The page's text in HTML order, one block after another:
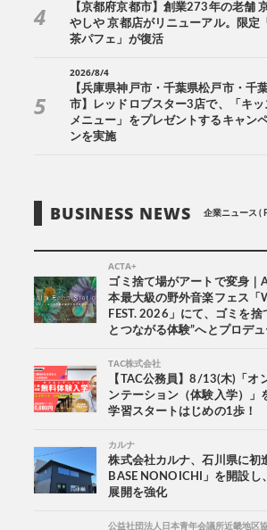
【京都府京都市】創業273年の老舗
やしや 京都店がリニューアル。限定
茶パフェ」が復活
2026/8/4
【兵庫県神戸市・千葉県松戸市・千
市】レッドロブスター3店で、「キッ
メニュー」をプレゼントするキャン
ンを実施
BUSINESS NEWS 企業ニュース (
ACTA+
ゴミ捨て場がアートで変身｜
本最大級の野外音楽フェス「
FEST. 2026」にて、ゴミを捨
とつながる体験”へとプロデュ
TAC株式会社
【TAC公務員】8/13(木)「オ
ンテーション（体験入学）」
学習スタートはじめの1歩！
カルナ
株式会社カルナ、石川県に初
BASE NONOICHI」を開設し
展開を強化
公益社団法人日本青年会議所近畿地区